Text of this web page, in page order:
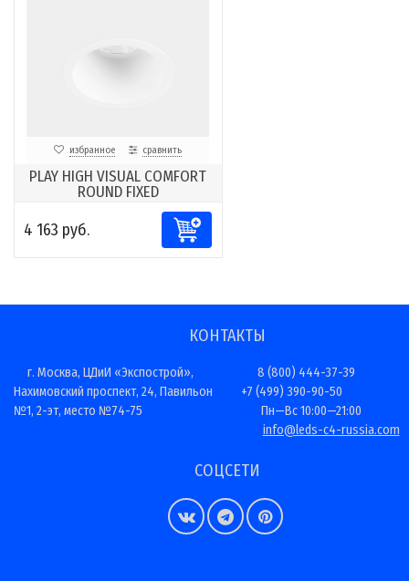
избранное сравнить
PLAY HIGH VISUAL COMFORT
ROUND FIXED
4 163 руб.
КОНТАКТЫ
г. Москва, ЦДиИ «Экспострой»,
Нахимовский проспект, 24, Павильон
№1, 2-эт, место №74-75
8 (800) 444-37-39
+7 (499) 390-90-50
Пн—Вс 10:00—21:00
info@leds-c4-russia.com
СОЦСЕТИ